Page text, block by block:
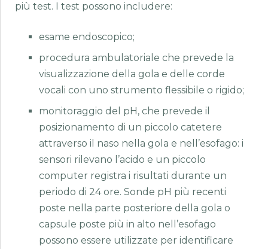
più test. I test possono includere:
esame endoscopico;
procedura ambulatoriale che prevede la
visualizzazione della gola e delle corde
vocali con uno strumento flessibile o rigido;
monitoraggio del pH, che prevede il
posizionamento di un piccolo catetere
attraverso il naso nella gola e nell’esofago: i
sensori rilevano l’acido e un piccolo
computer registra i risultati durante un
periodo di 24 ore. Sonde pH più recenti
poste nella parte posteriore della gola o
capsule poste più in alto nell’esofago
possono essere utilizzate per identificare